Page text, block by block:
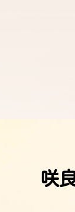
咲